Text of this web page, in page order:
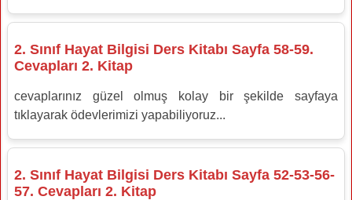
2. Sınıf Hayat Bilgisi Ders Kitabı Sayfa 58-59.
Cevapları 2. Kitap
cevaplarınız güzel olmuş kolay bir şekilde sayfaya
tıklayarak ödevlerimizi yapabiliyoruz...
2. Sınıf Hayat Bilgisi Ders Kitabı Sayfa 52-53-56-
57. Cevapları 2. Kitap